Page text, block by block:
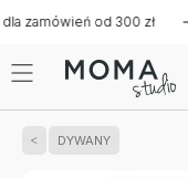
od 300 zł
DYWANY